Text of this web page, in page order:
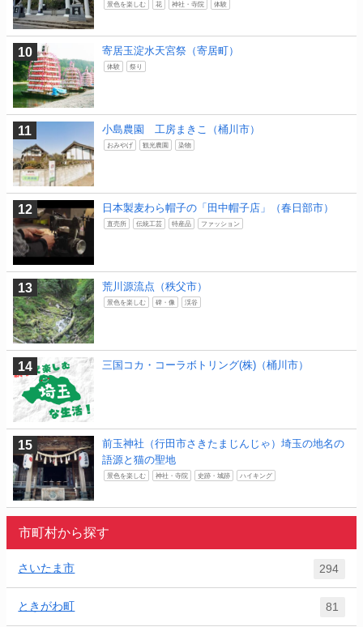
景色を楽しむ 花 神社・寺院 体験
寄居玉淀水天宮祭（寄居町）
体験 祭り
小島農園 工房まきこ（桶川市）
おみやげ 観光農園 染物
日本製麦わら帽子の「田中帽子店」（春日部市）
直売所 伝統工芸 特産品 ファッション
荒川源流点（秩父市）
景色を楽しむ 碑・像 渓谷
三国コカ・コーラボトリング(株)（桶川市）
前玉神社（行田市さきたまじんじゃ）埼玉の地名の
語源と猫の聖地
景色を楽しむ 神社・寺院 史跡・城跡 ハイキング
市町村から探す
さいたま市 294
ときがわ町 81